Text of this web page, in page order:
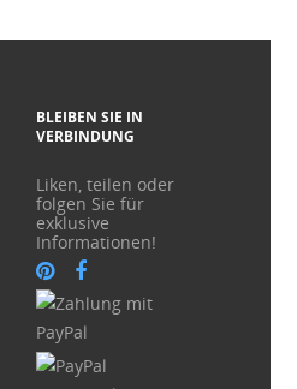
BLEIBEN SIE IN
VERBINDUNG
Liken, teilen oder
folgen Sie für
exklusive
Informationen!